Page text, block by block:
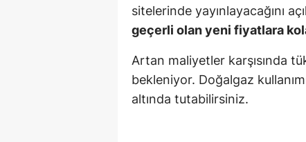
sitelerinde yayınlayacağını
geçerli olan yeni fiyatlara
Artan maliyetler karşısında
bekleniyor. Doğalgaz
altında tutabilirsiniz.